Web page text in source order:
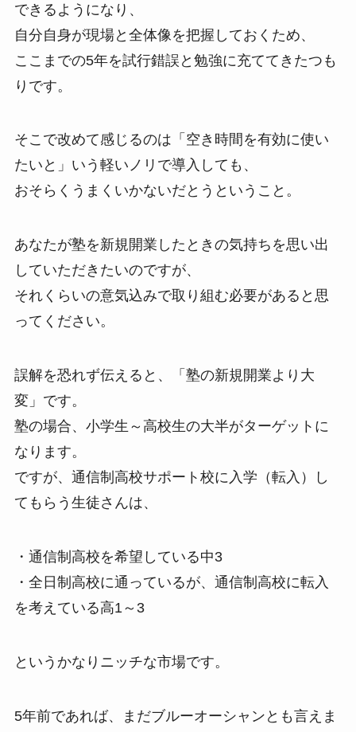
できるようになり、
自分自身が現場と全体像を把握しておくため、
ここまでの5年を試行錯誤と勉強に充ててきたつも
りです。
そこで改めて感じるのは「空き時間を有効に使い
たいと」いう軽いノリで導入しても、
おそらくうまくいかないだとうということ。
あなたが塾を新規開業したときの気持ちを思い出
していただきたいのですが、
それくらいの意気込みで取り組む必要があると思
ってください。
誤解を恐れず伝えると、「塾の新規開業より大
変」です。
塾の場合、小学生～高校生の大半がターゲットに
なります。
ですが、通信制高校サポート校に入学（転入）し
てもらう生徒さんは、
・通信制高校を希望している中3
・全日制高校に通っているが、通信制高校に転入
を考えている高1～3
というかなりニッチな市場です。
5年前であれば、まだブルーオーシャンとも言えま